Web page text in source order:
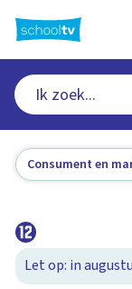
naar
hoofdinhoud
Consument en
Let op: in